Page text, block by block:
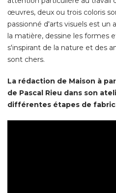
œuvres, deux ou trois coloris
passionné d'arts visuels est un
la matière, dessine les formes
s'inspirant de la nature et des
sont chers.
La rédaction de Maison à
de Pascal Rieu dans son
différentes étapes de